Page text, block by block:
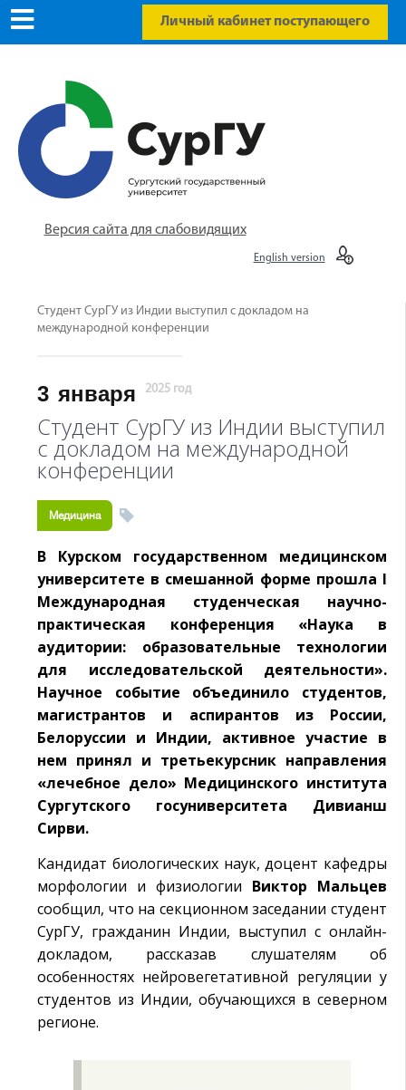
Личный кабинет поступающего
Версия сайта для слабовидящих
English version
Студент СурГУ из Индии выступил с докладом на
международной конференции
3 января 2025 год
Студент СурГУ из Индии выступил
с докладом на международной
конференции
Медицина
В Курском государственном медицинском
университете в смешанной форме прошла I
Международная студенческая научно-
практическая конференция «Наука в
аудитории: образовательные технологии
для исследовательской деятельности».
Научное событие объединило студентов,
магистрантов и аспирантов из России,
Белоруссии и Индии, активное участие в
нем принял и третьекурсник направления
«лечебное дело» Медицинского института
Сургутского госуниверситета Дивианш
Сирви.
Кандидат биологических наук, доцент кафедры
морфологии и физиологии Виктор Мальцев
сообщил, что на секционном заседании студент
СурГУ, гражданин Индии, выступил с онлайн-
докладом, рассказав слушателям об
особенностях нейровегетативной регуляции у
студентов из Индии, обучающихся в северном
регионе.